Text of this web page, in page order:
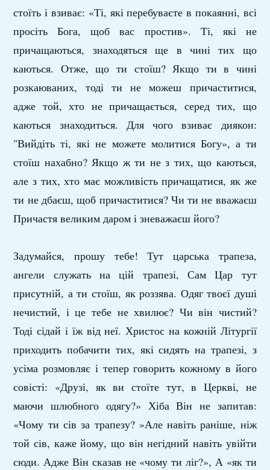
стоїть і взиває: «Ті, які перебуваєте в покаянні, всі
просіть Бога, щоб вас простив». Ті, які не
причащаються, знаходяться ще в чині тих що
каються. Отже, що ти стоїш? Якщо ти в чині
розкаюваних, тоді ти не можеш причаститися,
адже той, хто не причащається, серед тих, що
каються знаходиться. Для чого взиває диякон:
"Вийдіть ті, які не можете молитися Богу», а ти
стоїш нахабно? Якщо ж ти не з тих, що каються,
але з тих, хто має можливість причащатися, як же
ти не дбаєш, щоб причаститися? Чи ти не вважаєш
Причастя великим даром і зневажаєш його?
Задумайся, прошу тебе! Тут царська трапеза,
ангели служать на цій трапезі, Сам Цар тут
присутній, а ти стоїш, як роззява. Одяг твоєї душі
нечистий, і це тебе не хвилює? Чи він чистий?
Тоді сідай і їж від неї. Христос на кожній Літургії
приходить побачити тих, які сидять на трапезі, з
усіма розмовляє і тепер говорить кожному в його
совісті: «Друзі, як ви стоїте тут, в Церкві, не
маючи шлюбного одягу?» Хіба Він не запитав:
«Чому ти сів за трапезу? »Але навіть раніше, ніж
той сів, каже йому, що він негідний навіть увійти
сюди. Адже Він сказав не «чому ти ліг?», А «як ти